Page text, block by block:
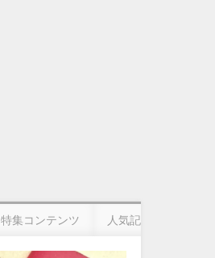
特集コンテンツ 人気記事